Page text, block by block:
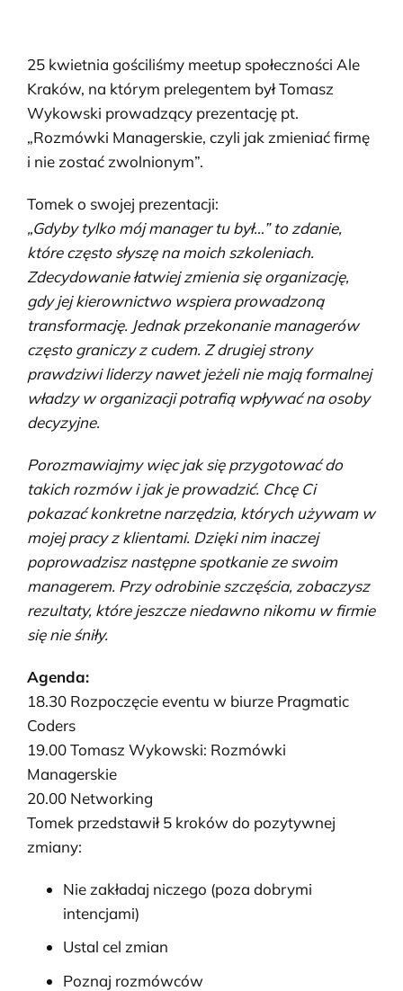
25 kwietnia gościliśmy meetup społeczności Ale
Kraków, na którym prelegentem był Tomasz
Wykowski prowadzący prezentację pt.
„Rozmówki Managerskie, czyli jak zmieniać firmę
i nie zostać zwolnionym”.
Tomek o swojej prezentacji:
„Gdyby tylko mój manager tu był…” to zdanie,
które często słyszę na moich szkoleniach.
Zdecydowanie łatwiej zmienia się organizację,
gdy jej kierownictwo wspiera prowadzoną
transformację. Jednak przekonanie managerów
często graniczy z cudem. Z drugiej strony
prawdziwi liderzy nawet jeżeli nie mają formalnej
władzy w organizacji potrafią wpływać na osoby
decyzyjne.
Porozmawiajmy więc jak się przygotować do
takich rozmów i jak je prowadzić. Chcę Ci
pokazać konkretne narzędzia, których używam w
mojej pracy z klientami. Dzięki nim inaczej
poprowadzisz następne spotkanie ze swoim
managerem. Przy odrobinie szczęścia, zobaczysz
rezultaty, które jeszcze niedawno nikomu w firmie
się nie śniły.
Agenda:
18.30 Rozpoczęcie eventu w biurze Pragmatic
Coders
19.00 Tomasz Wykowski: Rozmówki
Managerskie
20.00 Networking
Tomek przedstawił 5 kroków do pozytywnej
zmiany:
Nie zakładaj niczego (poza dobrymi
intencjami)
Ustal cel zmian
Poznaj rozmówców